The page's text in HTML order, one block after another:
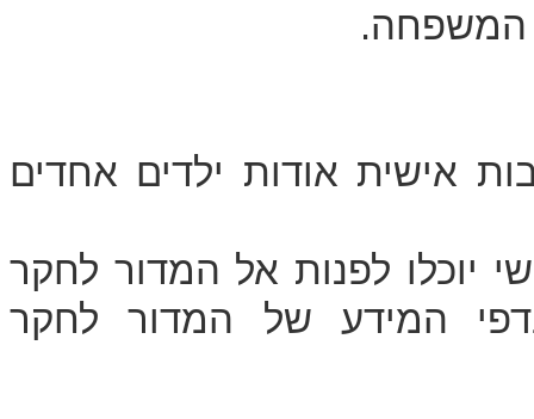
המשפחה.
אישית אודות ילדים אחדים
יוכלו לפנות אל המדור לחקר
המידע של המדור לחקר